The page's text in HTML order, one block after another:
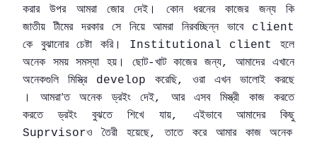
করার
উপর আমরা জোর দেই। কোন ধরনের কাজের জন্য
কি
জাতীয়
টীমের দরকার সে নিয়ে আমরা নিরবচ্ছিন্ন ভাবেclient
কে বুঝানোর চেষ্টা করি। Institutional clientহলে
অনেক
সময় সমস্যা হয়। ছোট-খাট কাজের জন্য,আমাদের
এখানে
অনেকগুলি
মিস্ত্রিdevelop করেছি,ওরা এখন ভালোই
করছে
।
আমরা’ত অনেক ড্রইং দেই, আর এসব মিস্ত্রী কাজ
করতে
করতে
ড্রইং বুঝতে শিখে যায়, এইভাবে আমাদের কিছু
Suprvisorও তৈরী হয়েছে,তাতে করে আমার কাজ
অনেক